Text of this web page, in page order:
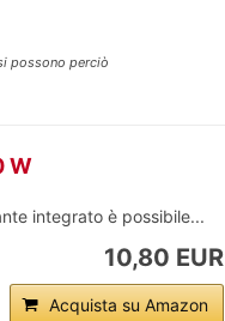
possono perciò
W
integrato è possibile...
10,80 EUR
Acquista su Amazon